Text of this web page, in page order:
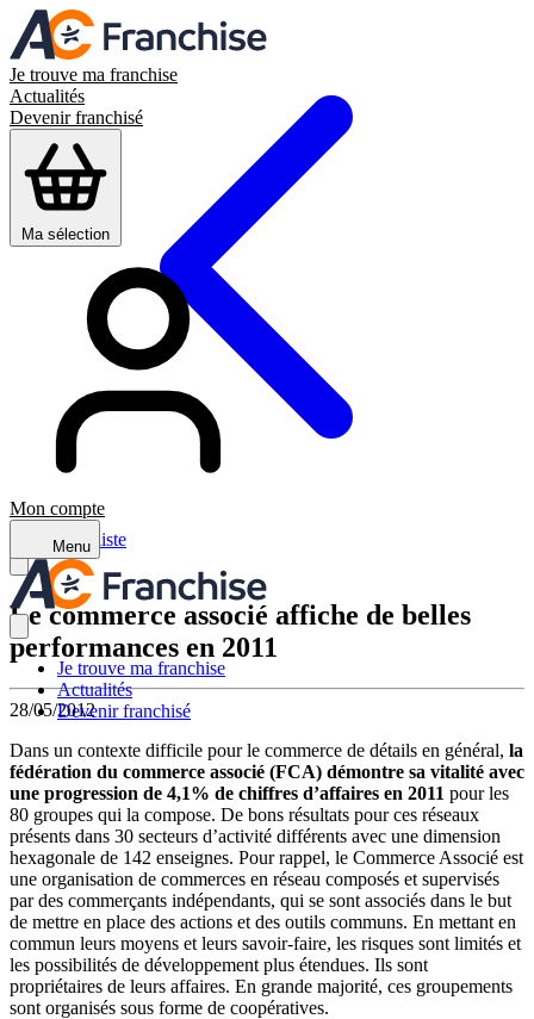
Je trouve ma franchise
Actualités
Devenir franchisé
Ma sélection
Mon compte
Menu
Je trouve ma franchise
Actualités
Devenir franchisé
Retour à la liste
Le commerce associé affiche de belles
performances en 2011
28/05/2012
Dans un contexte difficile pour le commerce de détails en général, la
fédération du commerce associé (FCA) démontre sa vitalité avec
une progression de 4,1% de chiffres d’affaires en 2011 pour les
80 groupes qui la compose. De bons résultats pour ces réseaux
présents dans 30 secteurs d’activité différents avec une dimension
hexagonale de 142 enseignes. Pour rappel, le Commerce Associé est
une organisation de commerces en réseau composés et supervisés
par des commerçants indépendants, qui se sont associés dans le but
de mettre en place des actions et des outils communs. En mettant en
commun leurs moyens et leurs savoir-faire, les risques sont limités et
les possibilités de développement plus étendues. Ils sont
propriétaires de leurs affaires. En grande majorité, ces groupements
sont organisés sous forme de coopératives.